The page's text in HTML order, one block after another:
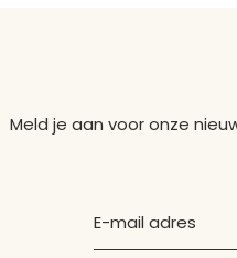
Meld je aan voor onze